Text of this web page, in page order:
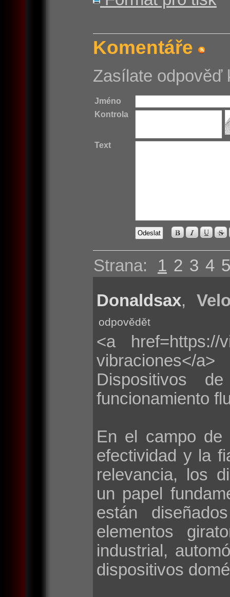
Komentáře
Zasílate odpověď
Jméno
Kontrola
Text
Strana: 1 2 3 4 5
Donaldsax,
odpovědět
<a href=https://
vibraciones</a>
Dispositivos
funcionamiento
En el campo de
efectividad y la
relevancia, los
un papel
están
elementos
industrial,
dispositivos